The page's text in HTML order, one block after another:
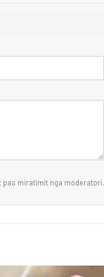
pas miratimit nga moderatori.